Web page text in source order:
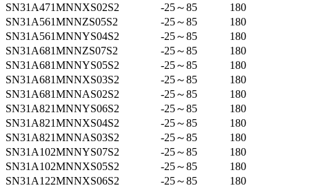
SN31A471MNNXS02S2
-25～85
180
SN31A561MNNZS05S2
-25～85
180
SN31A561MNNYS04S2
-25～85
180
SN31A681MNNZS07S2
-25～85
180
SN31A681MNNYS05S2
-25～85
180
SN31A681MNNXS03S2
-25～85
180
SN31A681MNNAS02S2
-25～85
180
SN31A821MNNYS06S2
-25～85
180
SN31A821MNNXS04S2
-25～85
180
SN31A821MNNAS03S2
-25～85
180
SN31A102MNNYS07S2
-25～85
180
SN31A102MNNXS05S2
-25～85
180
SN31A122MNNXS06S2
-25～85
180